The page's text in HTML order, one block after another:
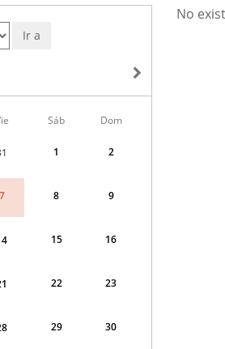
Ir a
Sáb Dom
1 2
7 8 9
15 16
22 23
29 30
No